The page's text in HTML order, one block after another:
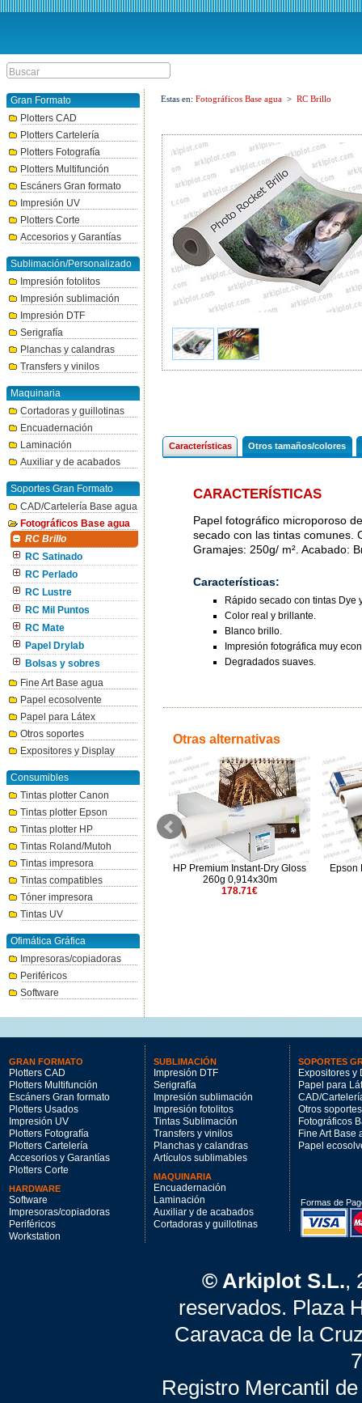
Gran Formato
Plotters CAD
Plotters Cartelería
Plotters Fotografía
Plotters Multifunción
Escáners Gran formato
Impresión UV
Plotters Corte
Accesorios y Garantías
Sublimación/Personalizado
Impresión fotolitos
Impresión sublimación
Impresión DTF
Serigrafía
Planchas y calandras
Transfers y vinilos
Maquinaria
Cortadoras y guillotinas
Encuadernación
Laminación
Auxiliar y de acabados
Soportes Gran Formato
CAD/Cartelería Base agua
Fotográficos Base agua
RC Brillo
RC Satinado
RC Perlado
RC Lustre
RC Mil Puntos
RC Mate
Papel Drylab
Bolsas y sobres
Fine Art Base agua
Papel ecosolvente
Papel para Látex
Otros soportes
Expositores y Display
Consumibles
Tintas plotter Canon
Tintas plotter Epson
Tintas plotter HP
Tintas Roland/Mutoh
Tintas impresora
Tintas compatibles
Tóner impresora
Tintas UV
Ofimática Gráfica
Impresoras/copiadoras
Periféricos
Software
Estas en: Fotográficos Base agua > RC Brillo
Características Otros tamaños/colores
CARACTERÍSTICAS
Papel fotográfico microporoso
secado con las tintas comunes.
Gramajes: 250g/ m². Acabado:
Características:
Rápido secado con tintas Dye
Color real y brillante.
Blanco brillo.
Impresión fotográfica muy
Degradados suaves.
Otras alternativas
Epson Premium SemiGloss
170g 1,118x30,5m
HP Premium Instant-Dry Gloss
260g 0,914x30m
178.71€
Epson
GRAN FORMATO
Plotters CAD
Plotters Multifunción
Escáners Gran formato
Plotters Usados
Impresión UV
Plotters Fotografía
Plotters Cartelería
Accesorios y Garantías
Plotters Corte
HARDWARE
Software
Impresoras/copiadoras
Periféricos
Workstation
SUBLIMACIÓN
Impresión DTF
Serigrafía
Impresión sublimación
Impresión fotolitos
Tintas Sublimación
Transfers y vinilos
Planchas y calandras
Artículos sublimables
MAQUINARIA
Encuadernación
Laminación
Auxiliar y de acabados
Cortadoras y guillotinas
SOPORTES
Expositores y
Papel para
CAD/
Otros soportes
Fotográficos
Fine Art Base
Papel
Formas de
© Arkiplot S.L.,
reservados. Plaza
Caravaca de la
Registro Mercantil